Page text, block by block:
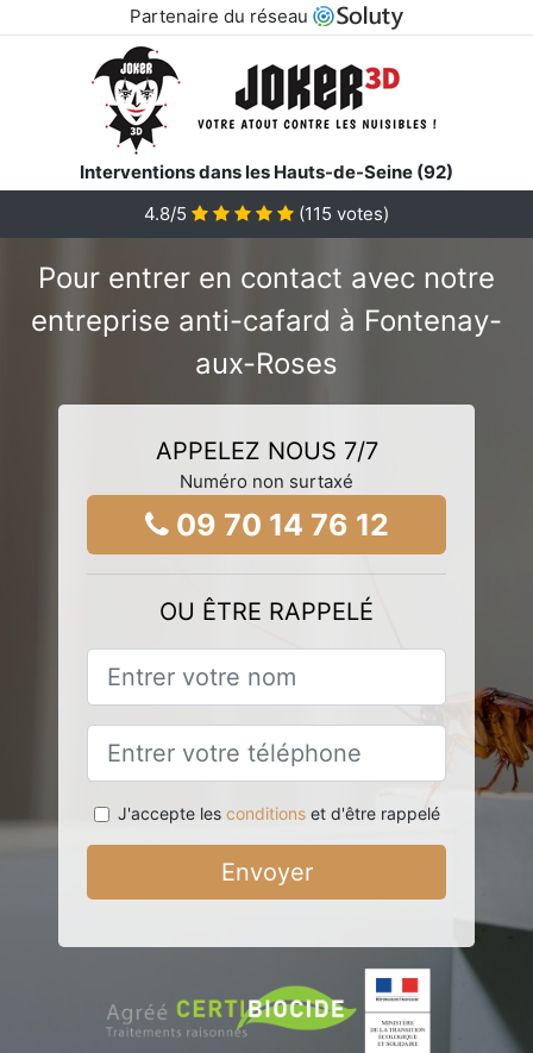
Partenaire du réseau
Interventions dans les Hauts-de-Seine (92)
4.8/5
(115 votes)
Pour entrer en contact avec notre
entreprise anti-cafard à Fontenay-
aux-Roses
APPELEZ NOUS 7/7
Numéro non surtaxé
09 70 14 76 12
OU ÊTRE RAPPELÉ
J'accepte les conditionset d'être rappelé
Envoyer